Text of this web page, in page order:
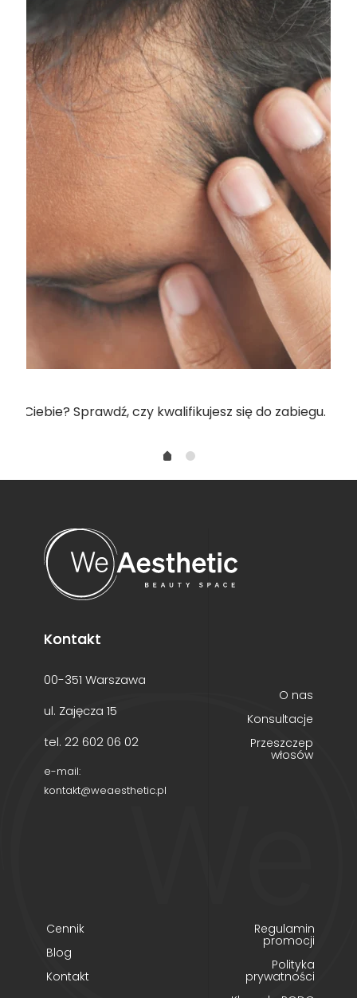
Ciebie? Sprawdź, czy kwalifikujesz się do zabiegu.
Kontakt
00-351 Warszawa
ul. Zajęcza 15
tel. 22 602 06 02
e-mail:
kontakt@weaesthetic.pl
O nas
Konsultacje
Przeszczep
włosów
Cennik
Blog
Kontakt
Regulamin
promocji
Polityka
prywatności